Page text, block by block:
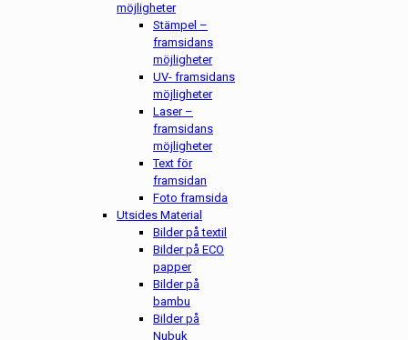
möjligheter
Stämpel –
framsidans
möjligheter
UV- framsidans
möjligheter
Laser –
framsidans
möjligheter
Text för
framsidan
Foto framsida
Utsides Material
Bilder på textil
Bilder på ECO
papper
Bilder på
bambu
Bilder på
Nubuk